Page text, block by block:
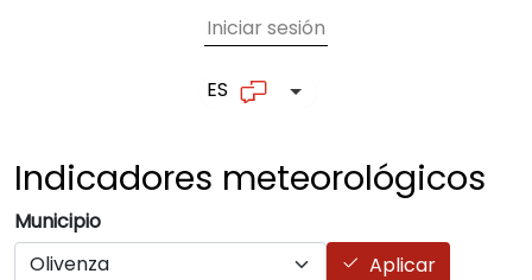
User account
Iniciar sesión
ES Lista adicional de
Indicadores meteorológicos
Municipio
Aplicar